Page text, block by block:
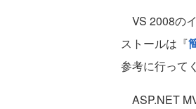
VS 2008の
ストールは『
参考に行って
ASP.NET